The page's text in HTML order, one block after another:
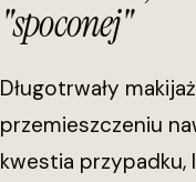
"spoconej"
Długotrwały
przemieszczeniu
kwestia przypadku,